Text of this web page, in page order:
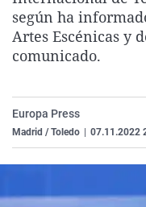
según ha
Artes Escénicas y
comunicado.
Europa Press
Madrid / Toledo 07.11.2022